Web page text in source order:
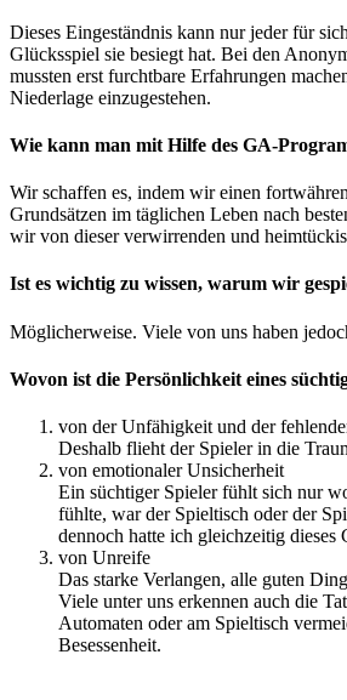
Dieses Eingeständnis kann nur jeder für
Glücksspiel sie besiegt hat. Bei den
mussten erst furchtbare Erfahrungen
Niederlage einzugestehen.
Wie kann man mit Hilfe des GA-
Wir schaffen es, indem wir einen
Grundsätzen im täglichen Leben nach
wir von dieser verwirrenden und
Ist es wichtig zu wissen, warum wir
Möglicherweise. Viele von uns haben
Wovon ist die Persönlichkeit eines
von der Unfähigkeit und der
Deshalb flieht der Spieler in die
von emotionaler Unsicherheit
Ein süchtiger Spieler fühlt sich nur
fühlte, war der Spieltisch oder der
dennoch hatte ich gleichzeitig dieses
von Unreife
Das starke Verlangen, alle guten
Viele unter uns erkennen auch die
Automaten oder am Spieltisch
Besessenheit.